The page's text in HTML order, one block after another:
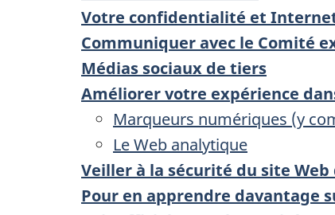
Votre confidentialité et
Communiquer avec le Comité
Médias sociaux de tiers
Améliorer votre expérience
Marqueurs numériques (y
Le Web analytique
Veiller à la sécurité du site
Pour en apprendre davantage